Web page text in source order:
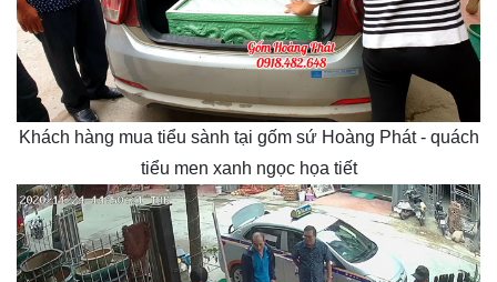
Khách hàng mua tiểu sành tại gốm sứ Hoàng Phát - quách
tiểu men xanh ngọc họa tiết